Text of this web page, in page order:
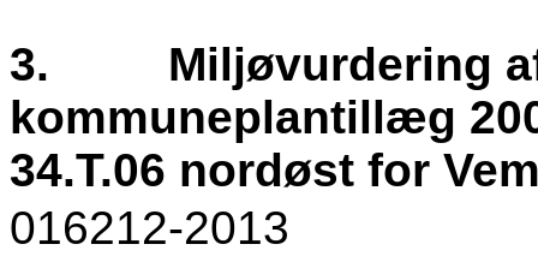
3.
Miljøvurdering
kommuneplantillæg
34.T.06 nordøst for
016212-2013